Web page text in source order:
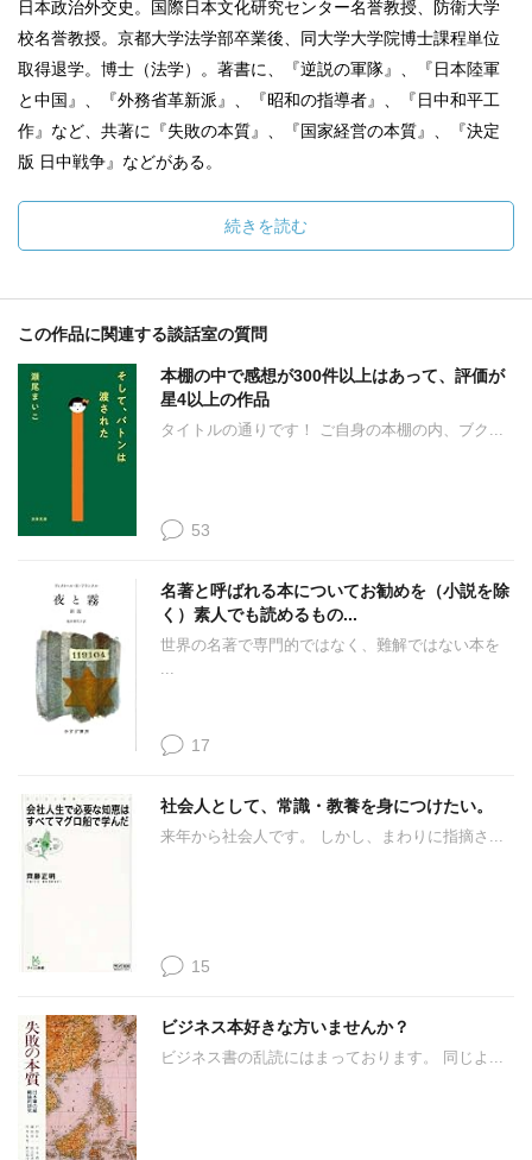
日本政治外交史。国際日本文化研究センター名誉教授、防衛大学
校名誉教授。京都大学法学部卒業後、同大学大学院博士課程単位
取得退学。博士（法学）。著書に、『逆説の軍隊』、『日本陸軍
と中国』、『外務省革新派』、『昭和の指導者』、『日中和平工
作』など、共著に『失敗の本質』、『国家経営の本質』、『決定
版 日中戦争』などがある。
続きを読む
この作品に関連する談話室の質問
本棚の中で感想が300件以上はあって、評価が
星4以上の作品
タイトルの通りです！ ご自身の本棚の内、ブク...
53
名著と呼ばれる本についてお勧めを（小説を除
く）素人でも読めるもの...
世界の名著で専門的ではなく、難解ではない本を
...
17
社会人として、常識・教養を身につけたい。
来年から社会人です。 しかし、まわりに指摘さ...
15
ビジネス本好きな方いませんか？
ビジネス書の乱読にはまっております。 同じよ...